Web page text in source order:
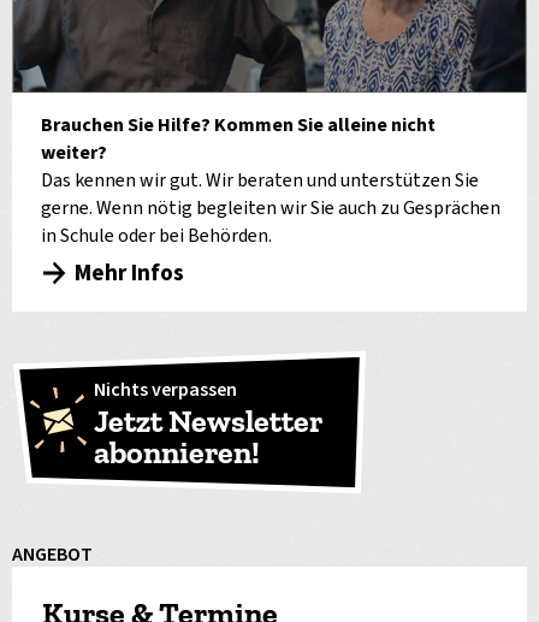
Brauchen Sie Hilfe? Kommen Sie alleine nicht
weiter?
Das kennen wir gut. Wir beraten und unterstützen Sie
gerne. Wenn nötig begleiten wir Sie auch zu Gesprächen
in Schule oder bei Behörden.
Mehr Infos
Nichts verpassen
Jetzt Newsletter
abonnieren!
ANGEBOT
Kurse & Termine